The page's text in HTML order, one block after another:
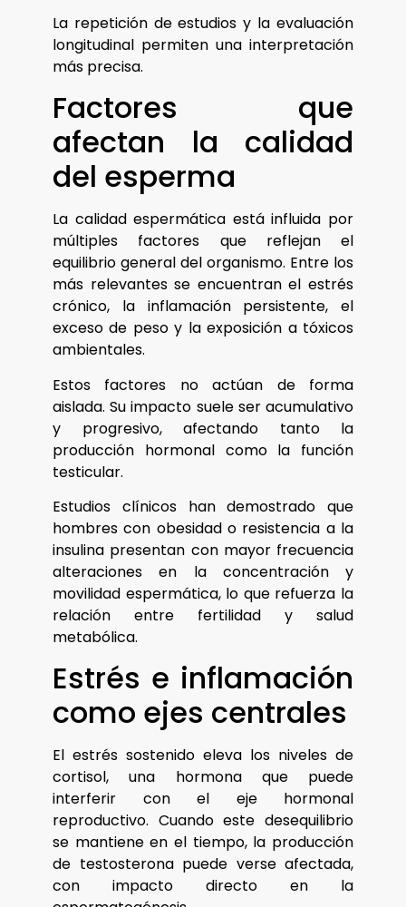
La repetición de estudios y la evaluación
longitudinal permiten una interpretación
más precisa.
Factores que
afectan la calidad
del esperma
La calidad espermática está influida por
múltiples factores que reflejan el
equilibrio general del organismo. Entre los
más relevantes se encuentran el estrés
crónico, la inflamación persistente, el
exceso de peso y la exposición a tóxicos
ambientales.
Estos factores no actúan de forma
aislada. Su impacto suele ser acumulativo
y progresivo, afectando tanto la
producción hormonal como la función
testicular.
Estudios clínicos han demostrado que
hombres con obesidad o resistencia a la
insulina presentan con mayor frecuencia
alteraciones en la concentración y
movilidad espermática, lo que refuerza la
relación entre fertilidad y salud
metabólica.
Estrés e inflamación
como ejes centrales
El estrés sostenido eleva los niveles de
cortisol, una hormona que puede
interferir con el eje hormonal
reproductivo. Cuando este desequilibrio
se mantiene en el tiempo, la producción
de testosterona puede verse afectada,
con impacto directo en la